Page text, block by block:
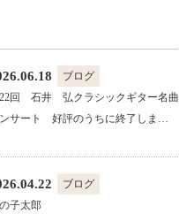
ブログ
回 石井 弘クラシックギター名曲
サート 好評のうちに終了しま…
ブログ
子太郎